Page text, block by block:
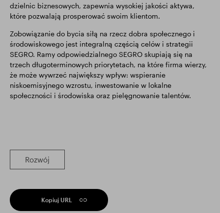
dzielnic biznesowych, zapewnia wysokiej jakości aktywa,
które pozwalają prosperować swoim klientom.
Zobowiązanie do bycia siłą na rzecz dobra społecznego i
środowiskowego jest integralną częścią celów i strategii
SEGRO. Ramy odpowiedzialnego SEGRO skupiają się na
trzech długoterminowych priorytetach, na które firma wierzy,
że może wywrzeć największy wpływ: wspieranie
niskoemisyjnego wzrostu, inwestowanie w lokalne
społeczności i środowiska oraz pielęgnowanie talentów.
Rozwój
Kopiuj URL